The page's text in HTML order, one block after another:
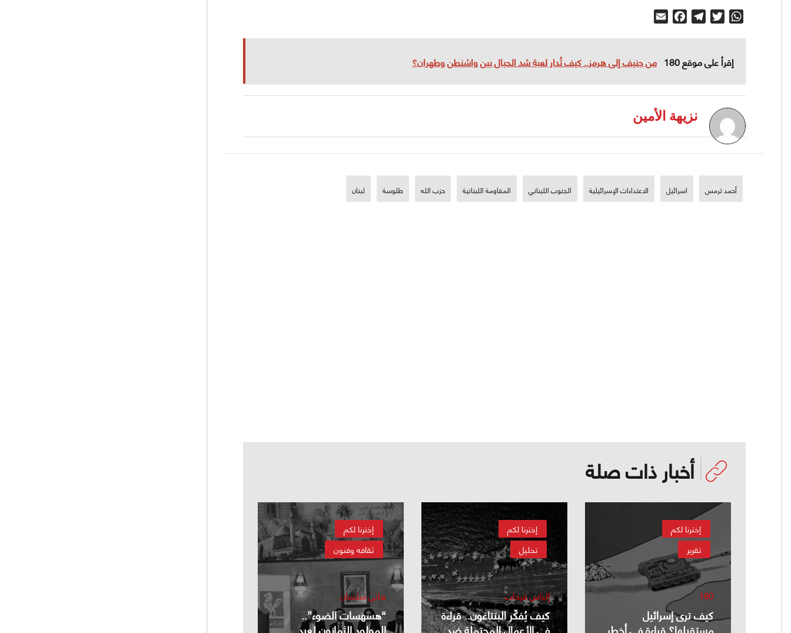
WhatsApp
Twitter
Telegram
Facebook
إقرأ على موقع 180 من جنيف إلى هرمز.. كيف تُدار لعبة شد الحبال بين واشنطن وطهران؟
نزيهة الأمين
أحمد ترمس اسرائيل الاعتداءات الإسرائيلية الجنوب اللبناني المقاومة اللبنانية حزب الله طلوسة لبنان
أخبار ذات صلة
إخترنا لكم
ثقافه وفنون
هاني سليمان
“هسهسات الضوء”..
إخترنا لكم
تحليل
إلياس فرحات
كيف يُفكّر البنتاغون.. قراءة
إخترنا لكم
تقرير
180
كيف ترى إسرائيل